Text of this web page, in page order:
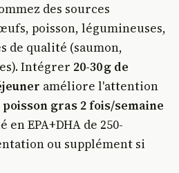
des sources
poisson, légumineuses,
de qualité (saumon,
Intégrer 20-30 g de
améliore l'attention
poisson gras 2 fois/semaine
EPA+DHA de 250-
ou supplément si